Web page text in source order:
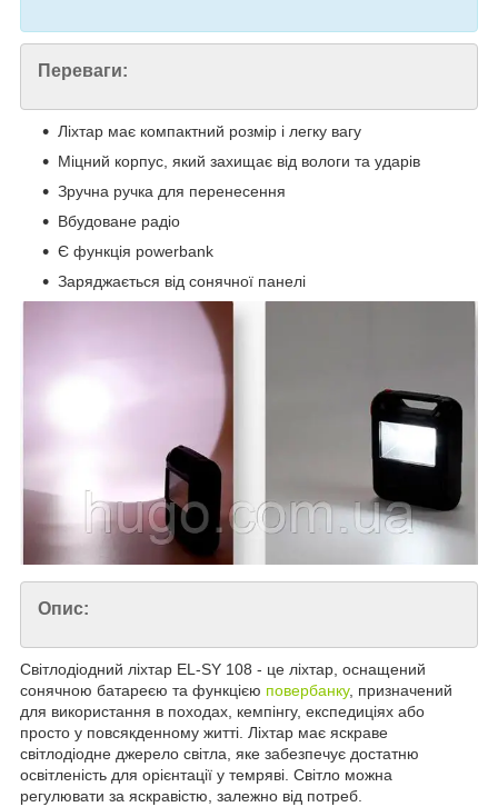
Переваги:
Ліхтар має компактний розмір і легку вагу
Міцний корпус, який захищає від вологи та ударів
Зручна ручка для перенесення
Вбудоване радіо
Є функція powerbank
Заряджається від сонячної панелі
Опис:
Світлодіодний ліхтар EL-SY 108 - це ліхтар, оснащений
сонячною батареєю та функцією повербанку, призначений
для використання в походах, кемпінгу, експедиціях або
просто у повсякденному житті. Ліхтар має яскраве
світлодіодне джерело світла, яке забезпечує достатню
освітленість для орієнтації у темряві. Світло можна
регулювати за яскравістю, залежно від потреб.